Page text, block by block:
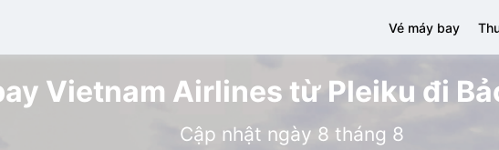
Vé máy bay
Vietnam Airlines từ Pleiku đi
Cập nhật ngày 8 tháng 8